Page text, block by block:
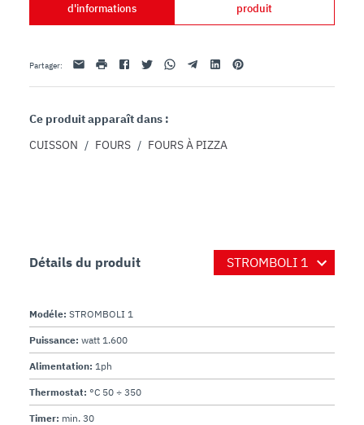
d'informations
produit
Partager: Email imprimerFacebookTwitterWhatsappTelegramLinkedinPinterest
Ce produit apparaît dans :
CUISSON / FOURS / FOURS À PIZZA
Détails du produit
Modéle: STROMBOLI 1
Puissance: watt 1.600
Alimentation: 1ph
Thermostat: °C 50 ÷ 350
Timer: min. 30